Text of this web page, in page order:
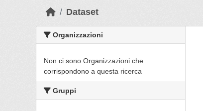
Dataset
Organizzazioni
Non ci sono Organizzazioni che
corrispondono a questa ricerca
Gruppi